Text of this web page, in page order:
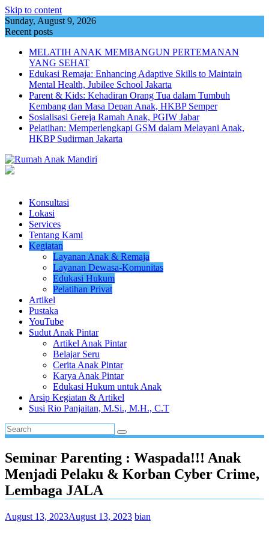
Skip to content
Sunday, August 9, 2026
Recent posts
MELATIH ANAK MEMBANGUN PERTEMANAN
YANG SEHAT
Edukasi Remaja: Enhancing Adaptive Skills to Maintain
Mental Health, Jubilee School Jakarta
Parent & Kids: Kehadiran Orang Tua dalam Tumbuh
Kembang dan Masa Depan Anak, HKBP Semper
Sosialisasi Gereja Ramah Anak, PGIW Jabar
Pelatihan: Memperlengkapi GSM dalam Melayani Anak,
HKBP Sudirman Jakarta
Konsultasi
Lokasi
Services
Tentang Kami
Kegiatan
Layanan Anak & Remaja
Layanan Dewasa-Komunitas
Edukasi Hukum
Pelatihan Privat
Artikel
Pustaka
YouTube
Sudut Anak Pintar
Artikel Anak Pintar
Belajar Seru
Cerita Anak Pintar
Karya Anak Pintar
Edukasi Hukum untuk Anak
Arsip Kegiatan & Artikel
Susi Rio Panjaitan, M.Si., M.H., C.T
Seminar Parenting : Waspada!!! Anak
Menjadi Pelaku & Korban Cyber Crime,
Lembaga JALA
August 13, 2023August 13, 2023 bian